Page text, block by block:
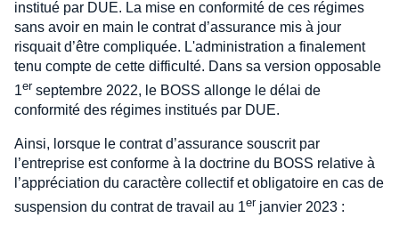
institué par DUE. La mise en conformité de ces régimes
sans avoir en main le contrat d’assurance mis à jour
risquait d’être compliquée. L'administration a finalement
tenu compte de cette difficulté. Dans sa version opposable
1er septembre 2022, le BOSS allonge le délai de
conformité des régimes institués par DUE.
Ainsi, lorsque le contrat d’assurance souscrit par
l’entreprise est conforme à la doctrine du BOSS relative à
l’appréciation du caractère collectif et obligatoire en cas de
suspension du contrat de travail au 1er janvier 2023 :